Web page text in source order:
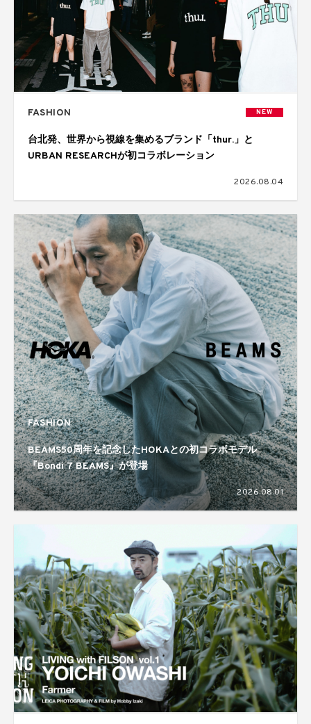
FASHION NEW
台北発、世界から視線を集めるブランド「thur.」と
URBAN RESEARCHが初コラボレーション
2026.08.04
FASHION
BEAMS50周年を記念したHOKAとの初コラボモデル
『Bondi 7 BEAMS』が登場
2026.08.01